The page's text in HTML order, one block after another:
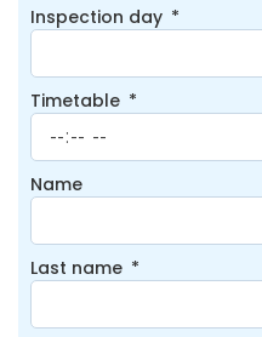
Inspection day
Timetable
Name
Last name